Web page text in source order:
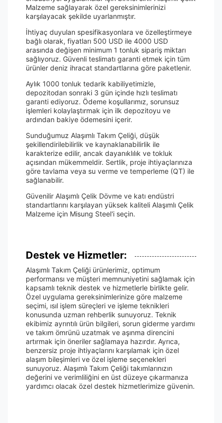
Malzeme sağlayarak özel gereksinimlerinizi
karşılayacak şekilde uyarlanmıştır.
İhtiyaç duyulan spesifikasyonlara ve özelleştirmeye
bağlı olarak, fiyatları 500 USD ile 4000 USD
arasında değişen minimum 1 tonluk sipariş miktarı
sağlıyoruz. Güvenli teslimatı garanti etmek için tüm
ürünler deniz ihracat standartlarına göre paketlenir.
Aylık 1000 tonluk tedarik kabiliyetimizle,
depozitodan sonraki 3 gün içinde hızlı teslimatı
garanti ediyoruz. Ödeme koşullarımız, sorunsuz
işlemleri kolaylaştırmak için ilk depozitoyu ve
ardından bakiye ödemesini içerir.
Sunduğumuz Alaşımlı Takım Çeliği, düşük
şekillendirilebilirlik ve kaynaklanabilirlik ile
karakterize edilir, ancak dayanıklılık ve tokluk
açısından mükemmeldir. Sertlik, proje ihtiyaçlarınıza
göre tavlama veya su verme ve temperleme (QT) ile
sağlanabilir.
Güvenilir Alaşımlı Çelik Dövme ve katı endüstri
standartlarını karşılayan yüksek kaliteli Alaşımlı Çelik
Malzeme için Misung Steel'i seçin.
Destek ve Hizmetler:
Alaşımlı Takım Çeliği ürünlerimiz, optimum
performansı ve müşteri memnuniyetini sağlamak için
kapsamlı teknik destek ve hizmetlerle birlikte gelir.
Özel uygulama gereksinimlerinize göre malzeme
seçimi, ısıl işlem süreçleri ve işleme teknikleri
konusunda uzman rehberlik sunuyoruz. Teknik
ekibimiz ayrıntılı ürün bilgileri, sorun giderme yardımı
ve takım ömrünü uzatmak ve aşınma direncini
artırmak için öneriler sağlamaya hazırdır. Ayrıca,
benzersiz proje ihtiyaçlarını karşılamak için özel
alaşım bileşimleri ve özel işleme seçenekleri
sunuyoruz. Alaşımlı Takım Çeliği takımlarınızın
değerini ve verimliliğini en üst düzeye çıkarmanıza
yardımcı olacak özel destek hizmetlerimize güvenin.